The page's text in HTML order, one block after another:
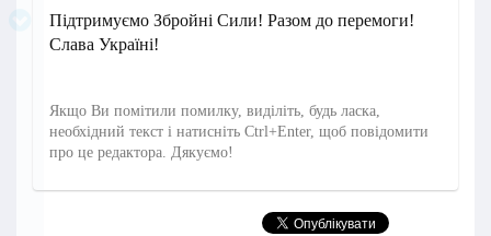
Підтримуємо Збройні Сили! Разом до перемоги!
Слава Україні!
Якщо Ви помітили помилку, виділіть, будь ласка,
необхідний текст і натисніть Ctrl+Enter, щоб повідомити
про це редактора. Дякуємо!